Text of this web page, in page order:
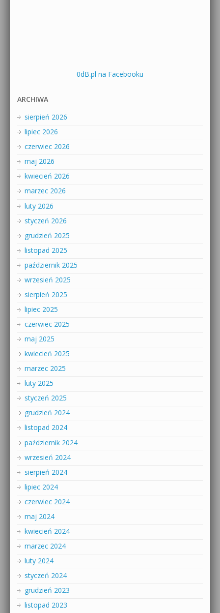
0dB.pl na Facebooku
ARCHIWA
sierpień 2026
lipiec 2026
czerwiec 2026
maj 2026
kwiecień 2026
marzec 2026
luty 2026
styczeń 2026
grudzień 2025
listopad 2025
październik 2025
wrzesień 2025
sierpień 2025
lipiec 2025
czerwiec 2025
maj 2025
kwiecień 2025
marzec 2025
luty 2025
styczeń 2025
grudzień 2024
listopad 2024
październik 2024
wrzesień 2024
sierpień 2024
lipiec 2024
czerwiec 2024
maj 2024
kwiecień 2024
marzec 2024
luty 2024
styczeń 2024
grudzień 2023
listopad 2023